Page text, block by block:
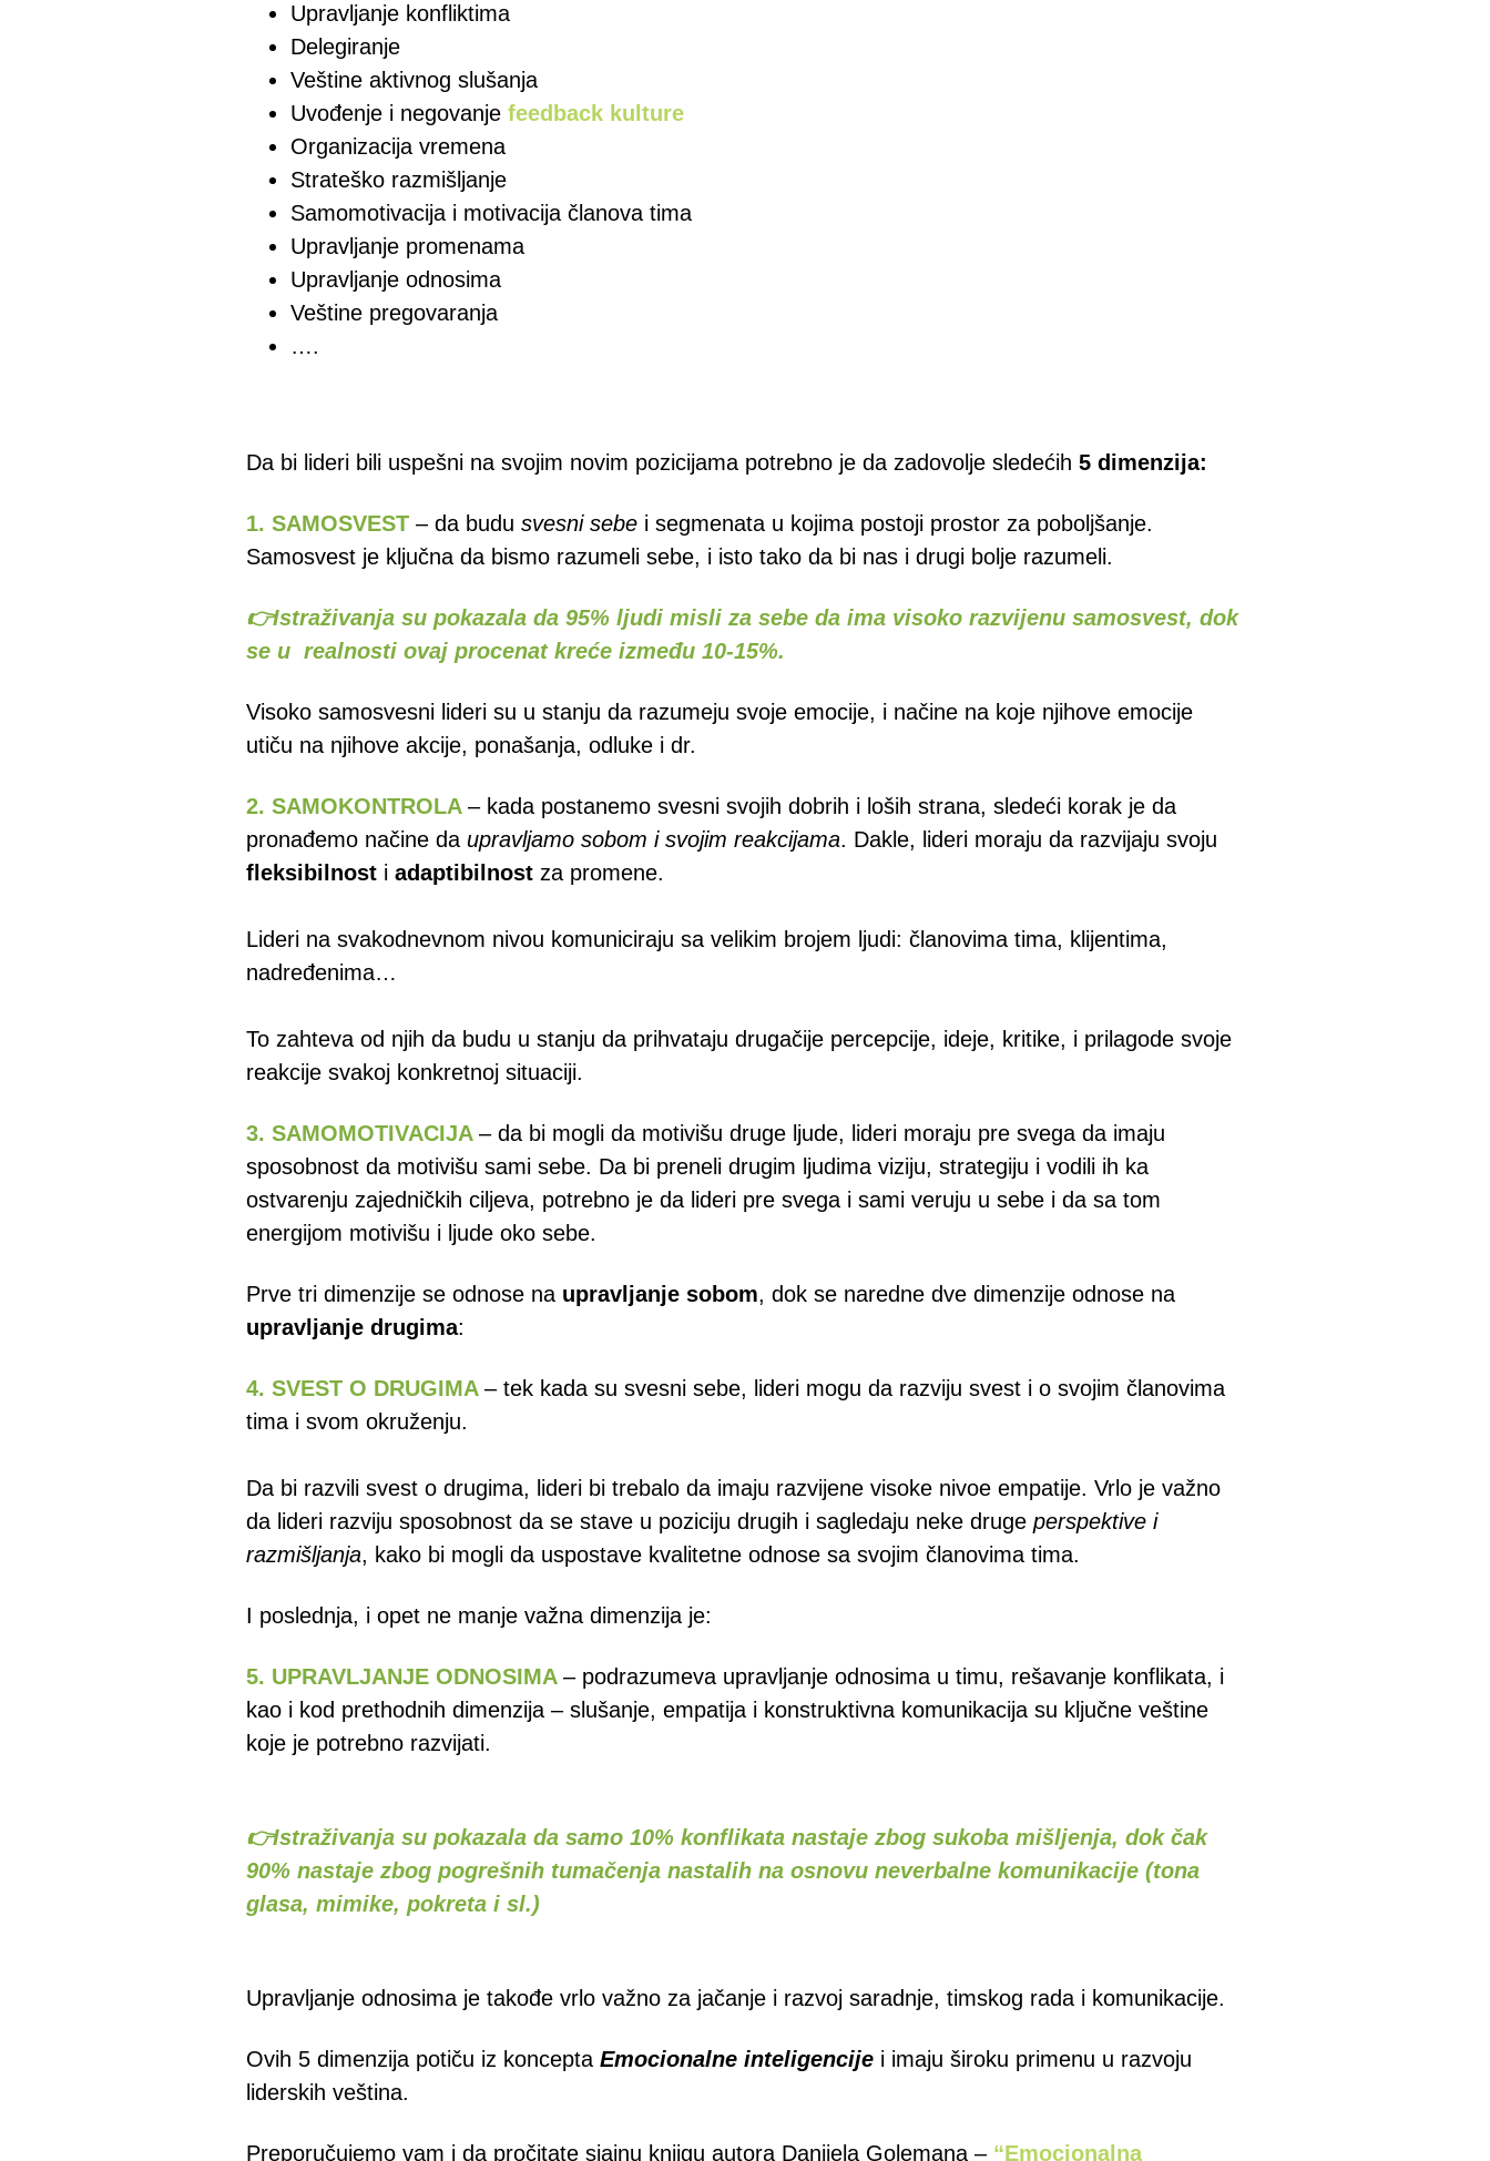
Upravljanje konfliktima
Delegiranje
Veštine aktivnog slušanja
Uvođenje i negovanje feedback kulture
Organizacija vremena
Strateško razmišljanje
Samomotivacija i motivacija članova tima
Upravljanje promenama
Upravljanje odnosima
Veštine pregovaranja
….
Da bi lideri bili uspešni na svojim novim pozicijama potrebno je da zadovolje sledećih 5 dimenzija:
1. SAMOSVEST – da budu svesni sebe i segmenata u kojima postoji prostor za poboljšanje.
Samosvest je ključna da bismo razumeli sebe, i isto tako da bi nas i drugi bolje razumeli.
👉Istraživanja su pokazala da 95% ljudi misli za sebe da ima visoko razvijenu samosvest, dok
se u realnosti ovaj procenat kreće između 10-15%.
Visoko samosvesni lideri su u stanju da razumeju svoje emocije, i načine na koje njihove emocije
utiču na njihove akcije, ponašanja, odluke i dr.
2. SAMOKONTROLA – kada postanemo svesni svojih dobrih i loših strana, sledeći korak je da
pronađemo načine da upravljamo sobom i svojim reakcijama. Dakle, lideri moraju da razvijaju svoju
fleksibilnost i adaptibilnost za promene.
Lideri na svakodnevnom nivou komuniciraju sa velikim brojem ljudi: članovima tima, klijentima,
nadređenima…
To zahteva od njih da budu u stanju da prihvataju drugačije percepcije, ideje, kritike, i prilagode svoje
reakcije svakoj konkretnoj situaciji.
3. SAMOMOTIVACIJA – da bi mogli da motivišu druge ljude, lideri moraju pre svega da imaju
sposobnost da motivišu sami sebe. Da bi preneli drugim ljudima viziju, strategiju i vodili ih ka
ostvarenju zajedničkih ciljeva, potrebno je da lideri pre svega i sami veruju u sebe i da sa tom
energijom motivišu i ljude oko sebe.
Prve tri dimenzije se odnose na upravljanje sobom, dok se naredne dve dimenzije odnose na
upravljanje drugima:
4. SVEST O DRUGIMA – tek kada su svesni sebe, lideri mogu da razviju svest i o svojim članovima
tima i svom okruženju.
Da bi razvili svest o drugima, lideri bi trebalo da imaju razvijene visoke nivoe empatije. Vrlo je važno
da lideri razviju sposobnost da se stave u poziciju drugih i sagledaju neke druge perspektive i
razmišljanja, kako bi mogli da uspostave kvalitetne odnose sa svojim članovima tima.
I poslednja, i opet ne manje važna dimenzija je:
5. UPRAVLJANJE ODNOSIMA – podrazumeva upravljanje odnosima u timu, rešavanje konflikata, i
kao i kod prethodnih dimenzija – slušanje, empatija i konstruktivna komunikacija su ključne veštine
koje je potrebno razvijati.
👉Istraživanja su pokazala da samo 10% konflikata nastaje zbog sukoba mišljenja, dok čak
90% nastaje zbog pogrešnih tumačenja nastalih na osnovu neverbalne komunikacije (tona
glasa, mimike, pokreta i sl.)
Upravljanje odnosima je takođe vrlo važno za jačanje i razvoj saradnje, timskog rada i komunikacije.
Ovih 5 dimenzija potiču iz koncepta Emocionalne inteligencije i imaju široku primenu u razvoju
liderskih veština.
Preporučujemo vam i da pročitate sjajnu knjigu autora Danijela Golemana – “Emocionalna